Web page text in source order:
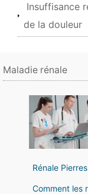
Insuffisance
de la douleur
Maladie rénale
Rénale
Comment les